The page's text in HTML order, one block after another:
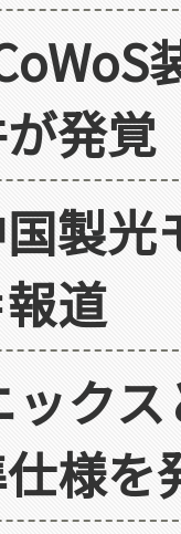
発覚
製光
道
ック
様を